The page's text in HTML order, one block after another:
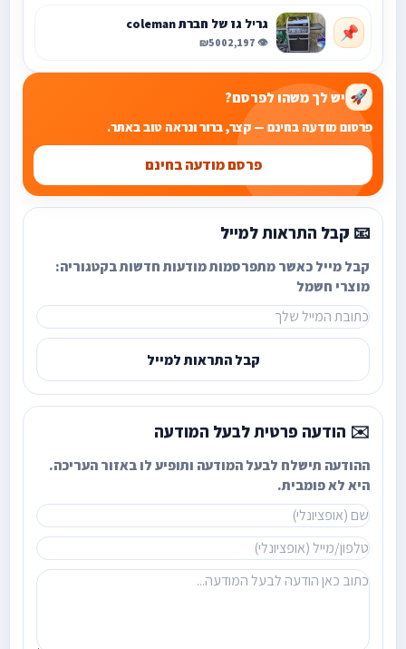
📌 גריל גז של חברת coleman
👁️ 2,197
₪500
🚀 יש לך משהו לפרסם?
פרסום מודעה בחינם — קצר, ברור ונראה טוב באתר.
פרסם מודעה בחינם
📧 קבל התראות למייל
קבל מייל כאשר מתפרסמות מודעות חדשות בקטגוריה:
מוצרי חשמל
קבל התראות למייל
✉️ הודעה פרטית לבעל המודעה
ההודעה תישלח לבעל המודעה ותופיע לו באזור העריכה.
היא לא פומבית.